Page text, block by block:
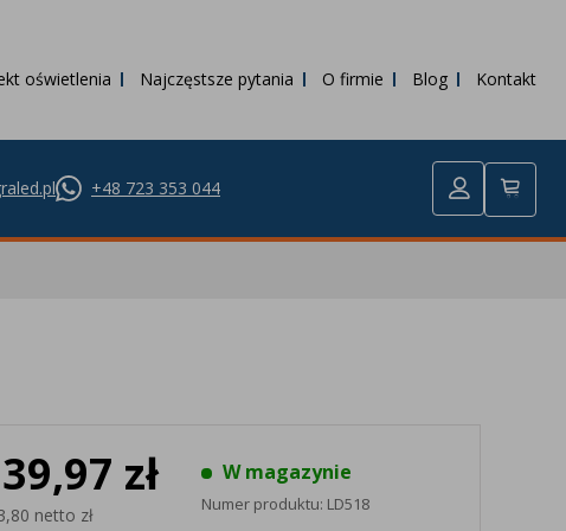
oświetlenia Najczęstsze pytania O firmie Blog Kontakt
+48 723 353 044
zł
netto zł
W magazynie
Numer produktu: LD518